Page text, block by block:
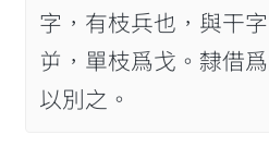
字，有枝兵也，與干
屰，單枝爲戈。隸借
以別之。